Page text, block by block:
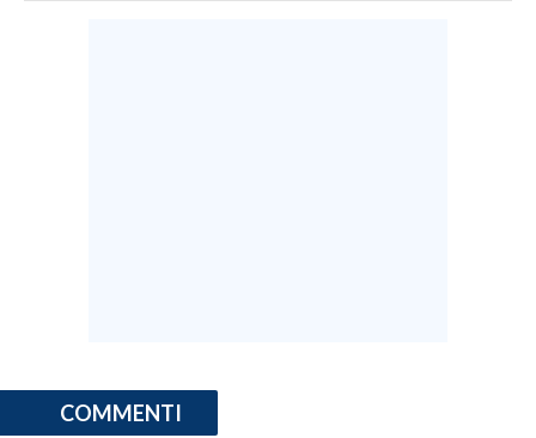
COMMENTI